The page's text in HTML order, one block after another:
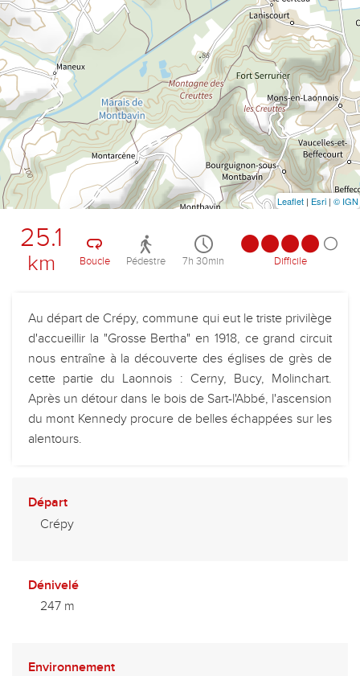
25.1
km Boucle Pédestre 7h 30min Difficile
Au départ de Crépy, commune qui eut le triste privilège
d'accueillir la "Grosse Bertha" en 1918, ce grand circuit
nous entraîne à la découverte des églises de grès de
cette partie du Laonnois : Cerny, Bucy, Molinchart.
Après un détour dans le bois de Sart-l'Abbé, l'ascension
du mont Kennedy procure de belles échappées sur les
alentours.
Départ
Crépy
Dénivelé
247 m
Environnement
Leaflet | Esri | © IGN